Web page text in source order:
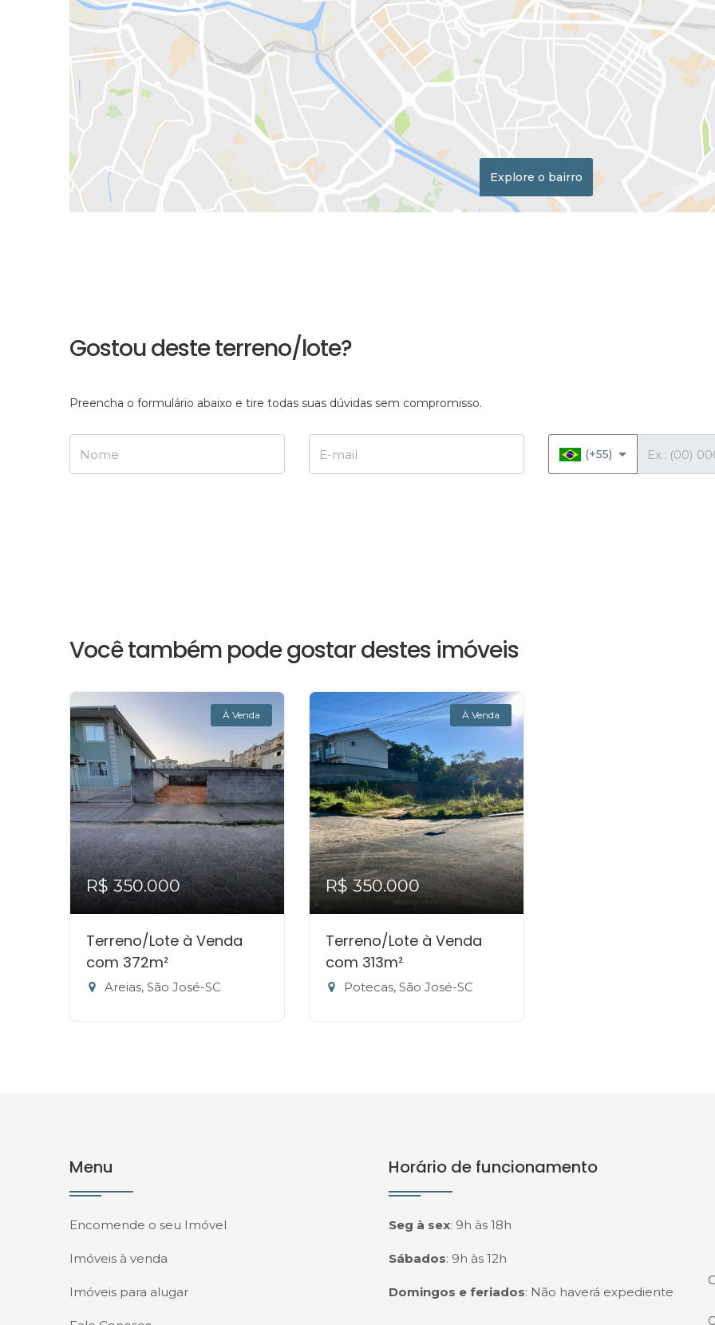
Explore o bairro
Gostou deste terreno/lote?
Preencha o formulário abaixo e tire todas suas dúvidas sem compromisso.
(+55)
Você também pode gostar destes imóveis
À Venda
R$ 350.000
Terreno/Lote à Venda
com 372m²
Areias, São José-SC
À Venda
R$ 350.000
Terreno/Lote à Venda
com 313m²
Potecas, São José-SC
Menu
Encomende o seu Imóvel
Imóveis à venda
Imóveis para alugar
Horário de funcionamento
Seg à sex: 9h às 18h
Sábados: 9h às 12h
Domingos e feriados: Não haverá expediente